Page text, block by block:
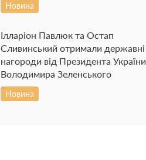
Новина
Ілларіон Павлюк та Остап
Сливинський отримали державні
нагороди від Президента України
Володимира Зеленського
Новина